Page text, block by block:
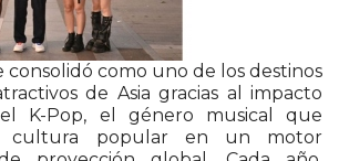
consolidó como uno de los destinos
de Asia gracias al impacto
K-Pop, el género musical que
cultura popular en un motor